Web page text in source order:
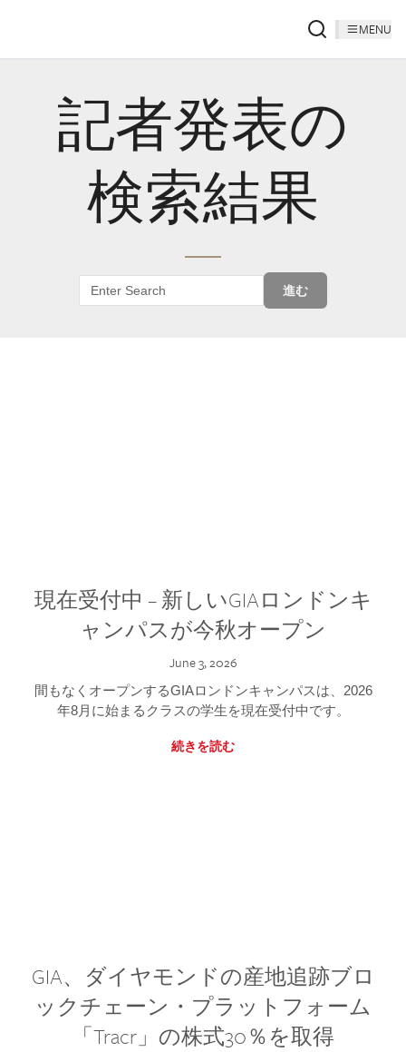
MENU
記者発表の
検索結果
進む
現在受付中 – 新しいGIAロンドンキ
ャンパスが今秋オープン
June 3, 2026
間もなくオープンするGIAロンドンキャンパスは、2026
年8月に始まるクラスの学生を現在受付中です。
続きを読む
GIA、ダイヤモンドの産地追跡ブロ
ックチェーン・プラットフォーム
「Tracr」の株式30％を取得